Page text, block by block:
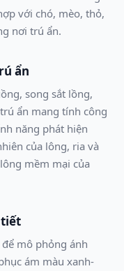
với chó, mèo, thỏ,
nơi trú ẩn.
ẩn
song sắt lồng,
ẩn mang tính công
năng phát hiện
của lông, ria và
mềm mại của
tiết
mô phỏng ánh
ám màu xanh-